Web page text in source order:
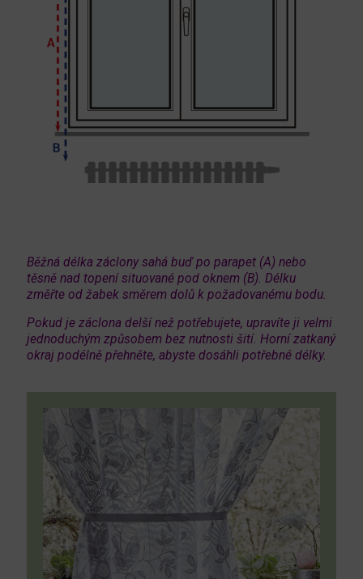
Běžná délka záclony sahá buď po parapet (A) nebo
těsně nad topení situované pod oknem (B). Délku
změřte od žabek směrem dolů k požadovanému bodu.
Pokud je záclona delší než potřebujete, upravíte ji velmi
jednoduchým způsobem bez nutnosti šití. Horní zatkaný
okraj podélně přehněte, abyste dosáhli potřebné délky.